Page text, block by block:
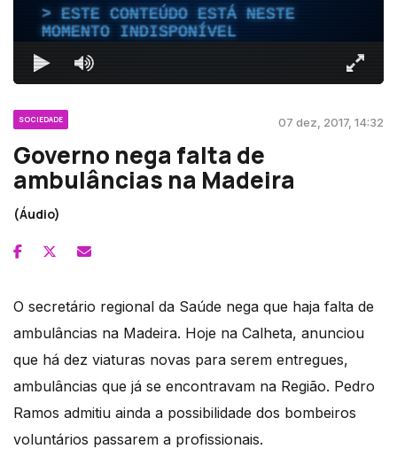
ESTE CONTEÚDO ESTÁ NESTE
MOMENTO INDISPONÍVEL
SOCIEDADE 07 dez, 2017, 14:32
Governo nega falta de
ambulâncias na Madeira
(Áudio)
O secretário regional da Saúde nega que haja falta de
ambulâncias na Madeira. Hoje na Calheta, anunciou
que há dez viaturas novas para serem entregues,
ambulâncias que já se encontravam na Região. Pedro
Ramos admitiu ainda a possibilidade dos bombeiros
voluntários passarem a profissionais.